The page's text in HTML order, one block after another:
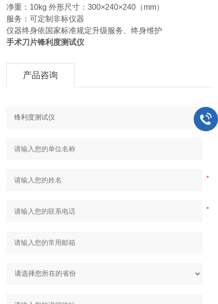
净重：10kg 外形尺寸：300×240×240（mm）
服务：可定制非标仪器
仪器终身依国家标准规定升级服务、终身维护
手术刀片锋利度测试仪
产品咨询